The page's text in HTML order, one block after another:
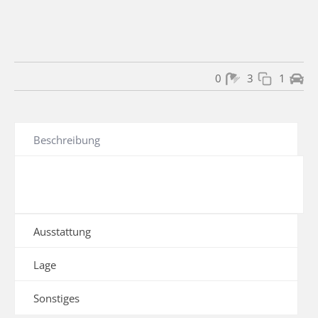
1
3
0
Beschreibung
Ausstattung
Lage
Sonstiges